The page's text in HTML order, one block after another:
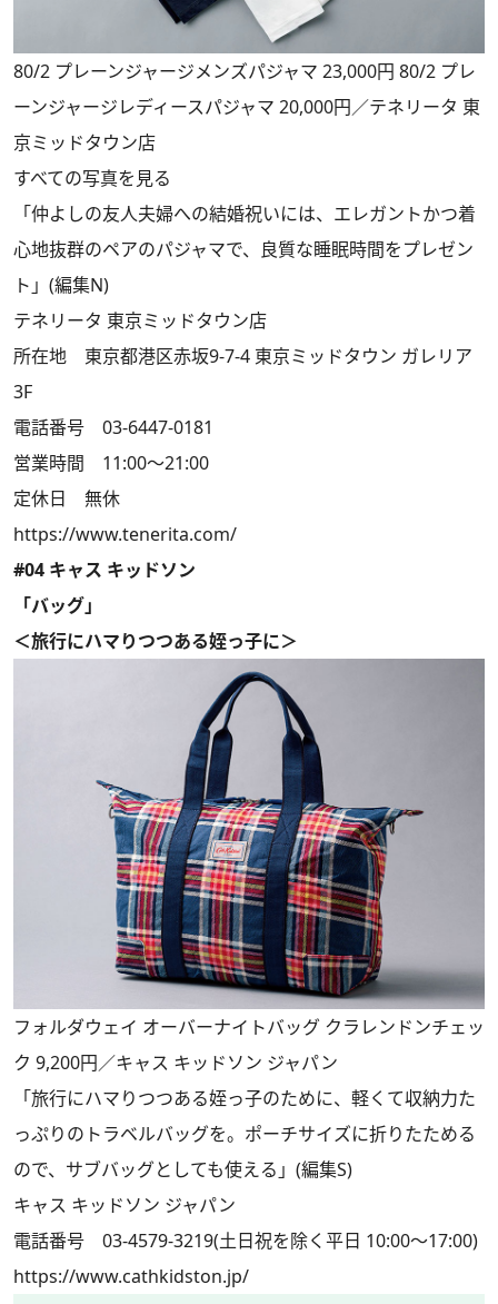
80/2 プレーンジャージメンズパジャマ 23,000円 80/2 プレ
ーンジャージレディースパジャマ 20,000円／テネリータ 東
京ミッドタウン店
すべての写真を見る
「仲よしの友人夫婦への結婚祝いには、エレガントかつ着
心地抜群のペアのパジャマで、良質な睡眠時間をプレゼン
ト」(編集N)
テネリータ 東京ミッドタウン店
所在地 東京都港区赤坂9-7-4 東京ミッドタウン ガレリア
3F
電話番号 03-6447-0181
営業時間 11:00～21:00
定休日 無休
https://www.tenerita.com/
#04 キャス キッドソン
「バッグ」
＜旅行にハマりつつある姪っ子に＞
フォルダウェイ オーバーナイトバッグ クラレンドンチェッ
ク 9,200円／キャス キッドソン ジャパン
「旅行にハマりつつある姪っ子のために、軽くて収納力た
っぷりのトラベルバッグを。ポーチサイズに折りたためる
ので、サブバッグとしても使える」(編集S)
キャス キッドソン ジャパン
電話番号 03-4579-3219(土日祝を除く平日 10:00～17:00)
https://www.cathkidston.jp/